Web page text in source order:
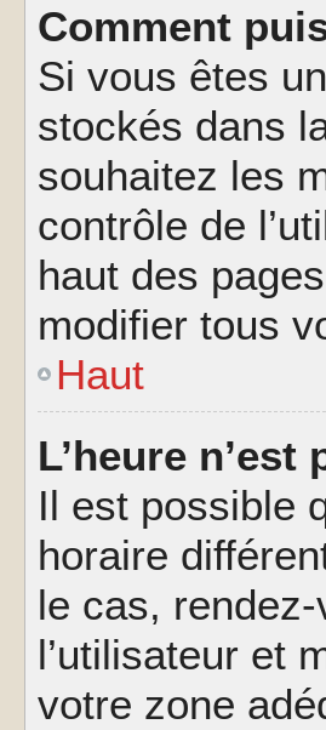
Comment
Si vous êtes
stockés dans
souhaitez les
contrôle de
haut des
modifier tous
Haut
L’heure
Il est possible
horaire
le cas,
l’utilisateur et
votre zone